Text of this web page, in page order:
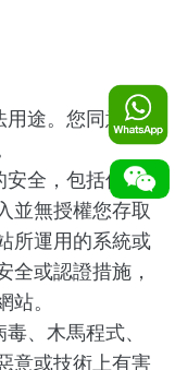
用途。您同意遵
安全，包括但不
並無授權您存取
所運用的系統或
全或認證措施，
。
、木馬程式、
意或技術上有害